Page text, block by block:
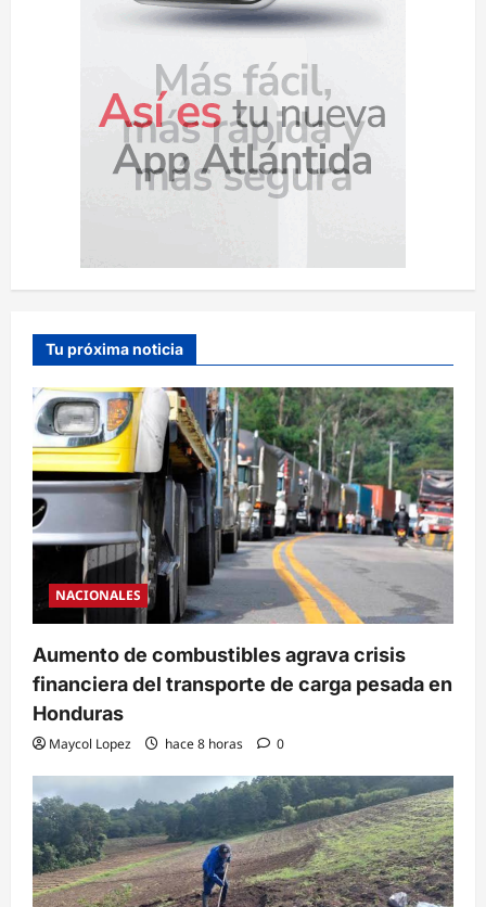
Tu próxima noticia
NACIONALES
Aumento de combustibles agrava crisis
financiera del transporte de carga pesada en
Honduras
Maycol Lopez hace 8 horas 0